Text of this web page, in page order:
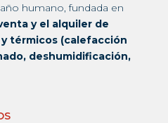
humano, fundada en
y el alquiler de
térmicos (calefacción
deshumidificación,